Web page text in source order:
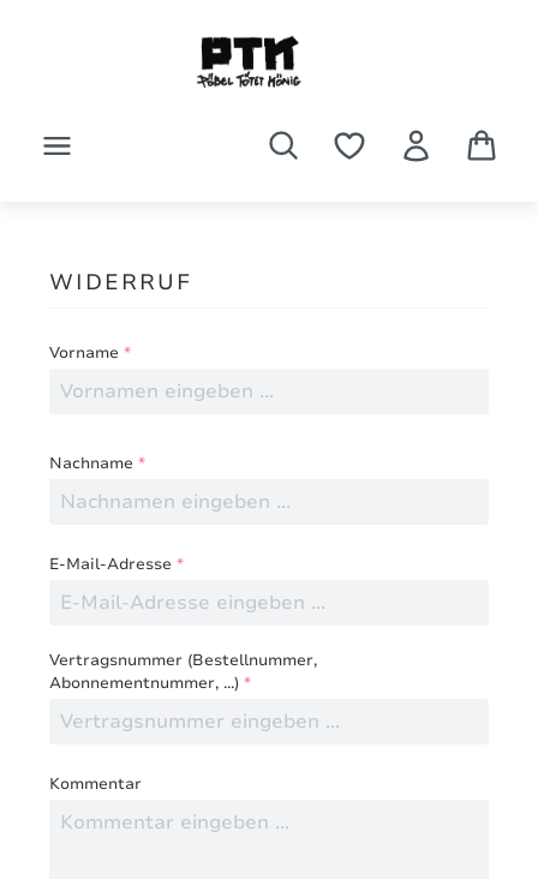
WIDERRUF
Vorname *
Nachname *
E-Mail-Adresse *
Vertragsnummer (Bestellnummer,
Abonnementnummer, ...) *
Kommentar